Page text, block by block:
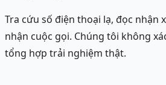
Tra cứu số điện thoại lạ, đọc nhận
nhận cuộc gọi. Chúng tôi không
tổng hợp trải nghiệm thật.